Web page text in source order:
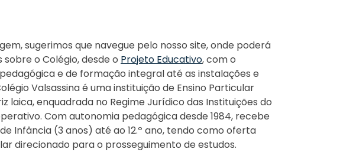
sugerimos que navegue pelo nosso site, onde poderá
o Colégio, desde o Projeto Educativo, com o
e de formação integral até as instalações e
Valsassina é uma instituição de Ensino Particular
laica, enquadrada no Regime Jurídico das Instituições do
Com autonomia pedagógica desde 1984, recebe
Infância (3 anos) até ao 12.º ano, tendo como oferta
direcionado para o prosseguimento de estudos.